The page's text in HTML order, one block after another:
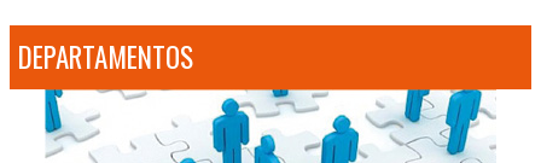
DEPARTAMENTOS